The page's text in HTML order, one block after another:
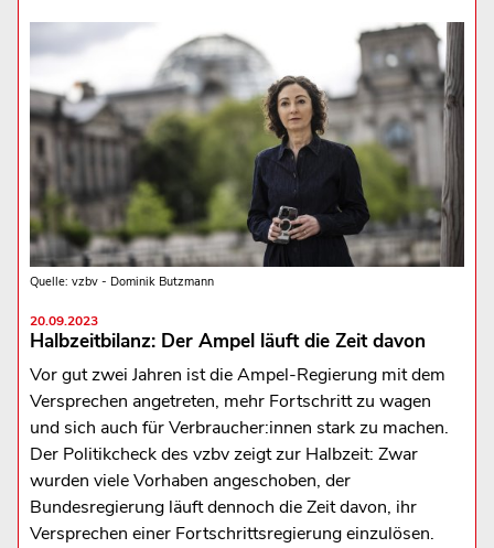
Quelle: vzbv - Dominik Butzmann
20.09.2023
Halbzeitbilanz: Der Ampel läuft die Zeit davon
Vor gut zwei Jahren ist die Ampel-Regierung mit dem
Versprechen angetreten, mehr Fortschritt zu wagen
und sich auch für Verbraucher:innen stark zu machen.
Der Politikcheck des vzbv zeigt zur Halbzeit: Zwar
wurden viele Vorhaben angeschoben, der
Bundesregierung läuft dennoch die Zeit davon, ihr
Versprechen einer Fortschrittsregierung einzulösen.